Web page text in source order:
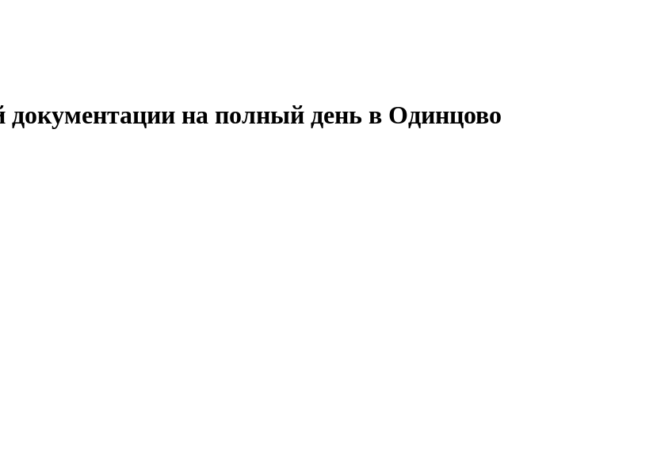
документации на полный день в Одинцово